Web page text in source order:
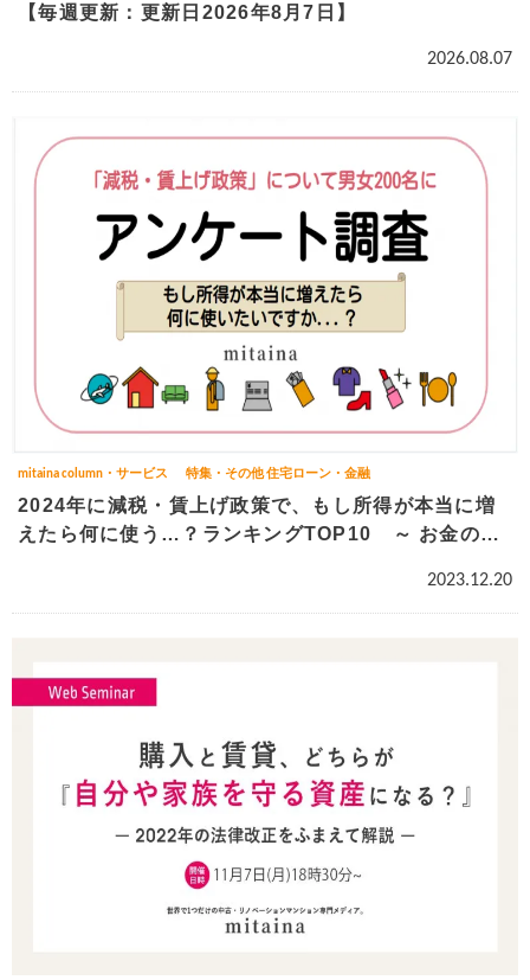
【毎週更新：更新日2026年8月7日】
2026.08.07
mitaina column・サービス 特集・その他住宅ローン・金融
2024年に減税・賃上げ政策で、もし所得が本当に増
えたら何に使う…？ランキングTOP10 ～ お金の使
2023.12.20